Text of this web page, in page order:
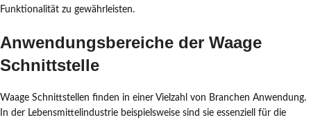
Funktionalität zu gewährleisten.
Anwendungsbereiche der Waage
Schnittstelle
Waage Schnittstellen finden in einer Vielzahl von Branchen Anwendung.
In der Lebensmittelindustrie beispielsweise sind sie essenziell für die